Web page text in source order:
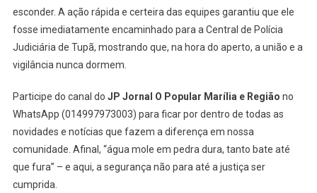
esconder. A ação rápida e certeira das equipes garantiu que ele
fosse imediatamente encaminhado para a Central de Polícia
Judiciária de Tupã, mostrando que, na hora do aperto, a união e a
vigilância nunca dormem.
Participe do canal do JP Jornal O Popular Marília e Região no
WhatsApp (014997973003) para ficar por dentro de todas as
novidades e notícias que fazem a diferença em nossa
comunidade. Afinal, “água mole em pedra dura, tanto bate até
que fura” – e aqui, a segurança não para até a justiça ser
cumprida.